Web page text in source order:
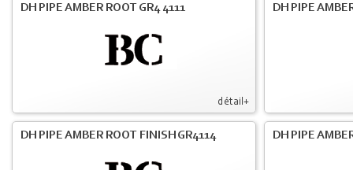
détail+
DH PIPE AMBER ROOT GR4 4111 DH PIPE
DH PIPE AMBER ROOT FINISH GR4114 DH PIPE